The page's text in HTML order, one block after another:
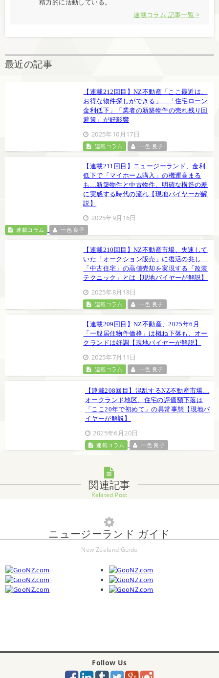
精力的に活動している。
連載コラム 記事一覧 >
最近の記事
【連載212回目】NZ不動産「ここ最近は、
お得な物件探しができる」…「住宅ローン
金利低下」「業者の新築物件の売れ残り回
避策」が好影響
2025年10月17日
連載コラム 一色 良子
【連載211回目】ニュージーランド、金利
低下で「マイホーム購入」の機運高まる
も…新築物件と中古物件、明確な構造の差
に実感する時代の流れ【現地バイヤーが解
説】
2025年9月16日
連載コラム 一色 良子
【連載210回目】NZ不動産市場、失速して
いた「オークション販売」に復活の兆し…
「中古住宅」の高値売却を実現する「改装
テクニック」とは【現地バイヤーが解説】
2025年8月18日
連載コラム 一色 良子
【連載209回目】NZ不動産、2025年6月
「一般居住物件価格」は概ね下落も、オー
クランドは好調【現地バイヤーが解説】
2025年7月11日
連載コラム 一色 良子
【連載208回目】混乱するNZ不動産市場…
オークランド地区、住宅の評価額下落は
「ここ20年で初めて」の異常事態【現地バ
イヤーが解説】
2025年6月20日
連載コラム 一色 良子
関連記事
Related Post
ニュージーランド ガイド
New Zealand Guide
Follow Us